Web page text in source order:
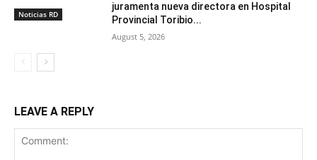
Noticias RD
juramenta nueva directora en Hospital
Provincial Toribio...
August 5, 2026
LEAVE A REPLY